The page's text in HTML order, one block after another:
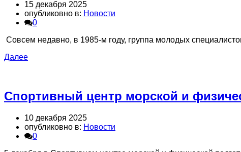
15 декабря 2025
опубликовно в: Новости
0
Совсем недавно, в 1985-м году, группа молодых
Далее
Спортивный центр морской и
10 декабря 2025
опубликовно в: Новости
0